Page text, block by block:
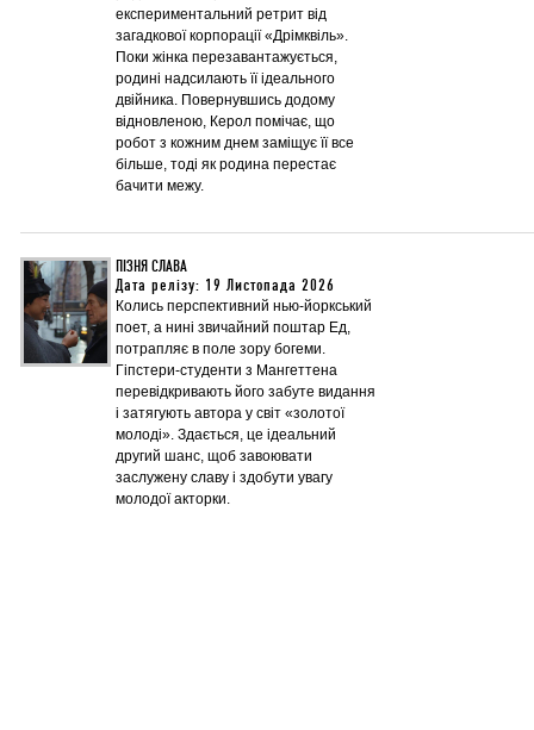
експериментальний ретрит від
загадкової корпорації «Дрімквіль».
Поки жінка перезавантажується,
родині надсилають її ідеального
двійника. Повернувшись додому
відновленою, Керол помічає, що
робот з кожним днем заміщує її все
більше, тоді як родина перестає
бачити межу.
ПІЗНЯ СЛАВА
Дата релізу: 19 Листопада 2026
Колись перспективний нью-йоркський
поет, а нині звичайний поштар Ед,
потрапляє в поле зору богеми.
Гіпстери-студенти з Мангеттена
перевідкривають його забуте видання
і затягують автора у світ «золотої
молоді». Здається, це ідеальний
другий шанс, щоб завоювати
заслужену славу і здобути увагу
молодої акторки.